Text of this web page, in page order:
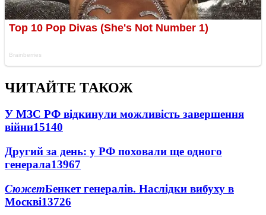
ЧИТАЙТЕ ТАКОЖ
У МЗС РФ відкинули можливість завершення
війни15140
Другий за день: у РФ поховали ще одного
генерала13967
СюжетБенкет генералів. Наслідки вибуху в
Москві13726